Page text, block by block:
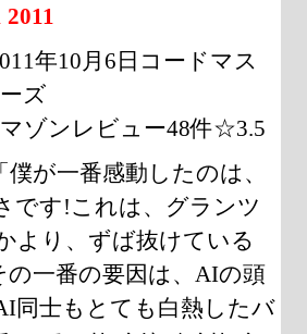
2011
年10月6日コードマス
ズ
ゾンレビュー48件☆3.5
「僕が一番感動したのは、
です!これは、グランツ
より、ずば抜けている
の一番の要因は、AIの頭
同士もとても白熱したバ